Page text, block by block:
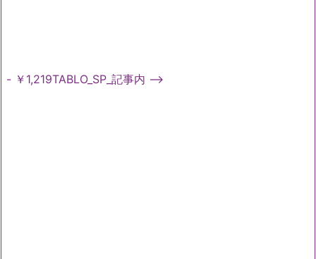
- ￥1,219TABLO_SP_記事内 -->